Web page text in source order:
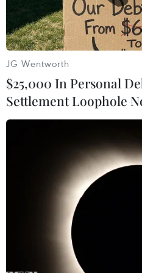
Vaccine ngừa COVID-19
Theo nghiên cứu công
ngừa COVID-19 của
Moderna hiệu quả tới
JG Wentworth
$25,000 In Personal
Settlement Loophole